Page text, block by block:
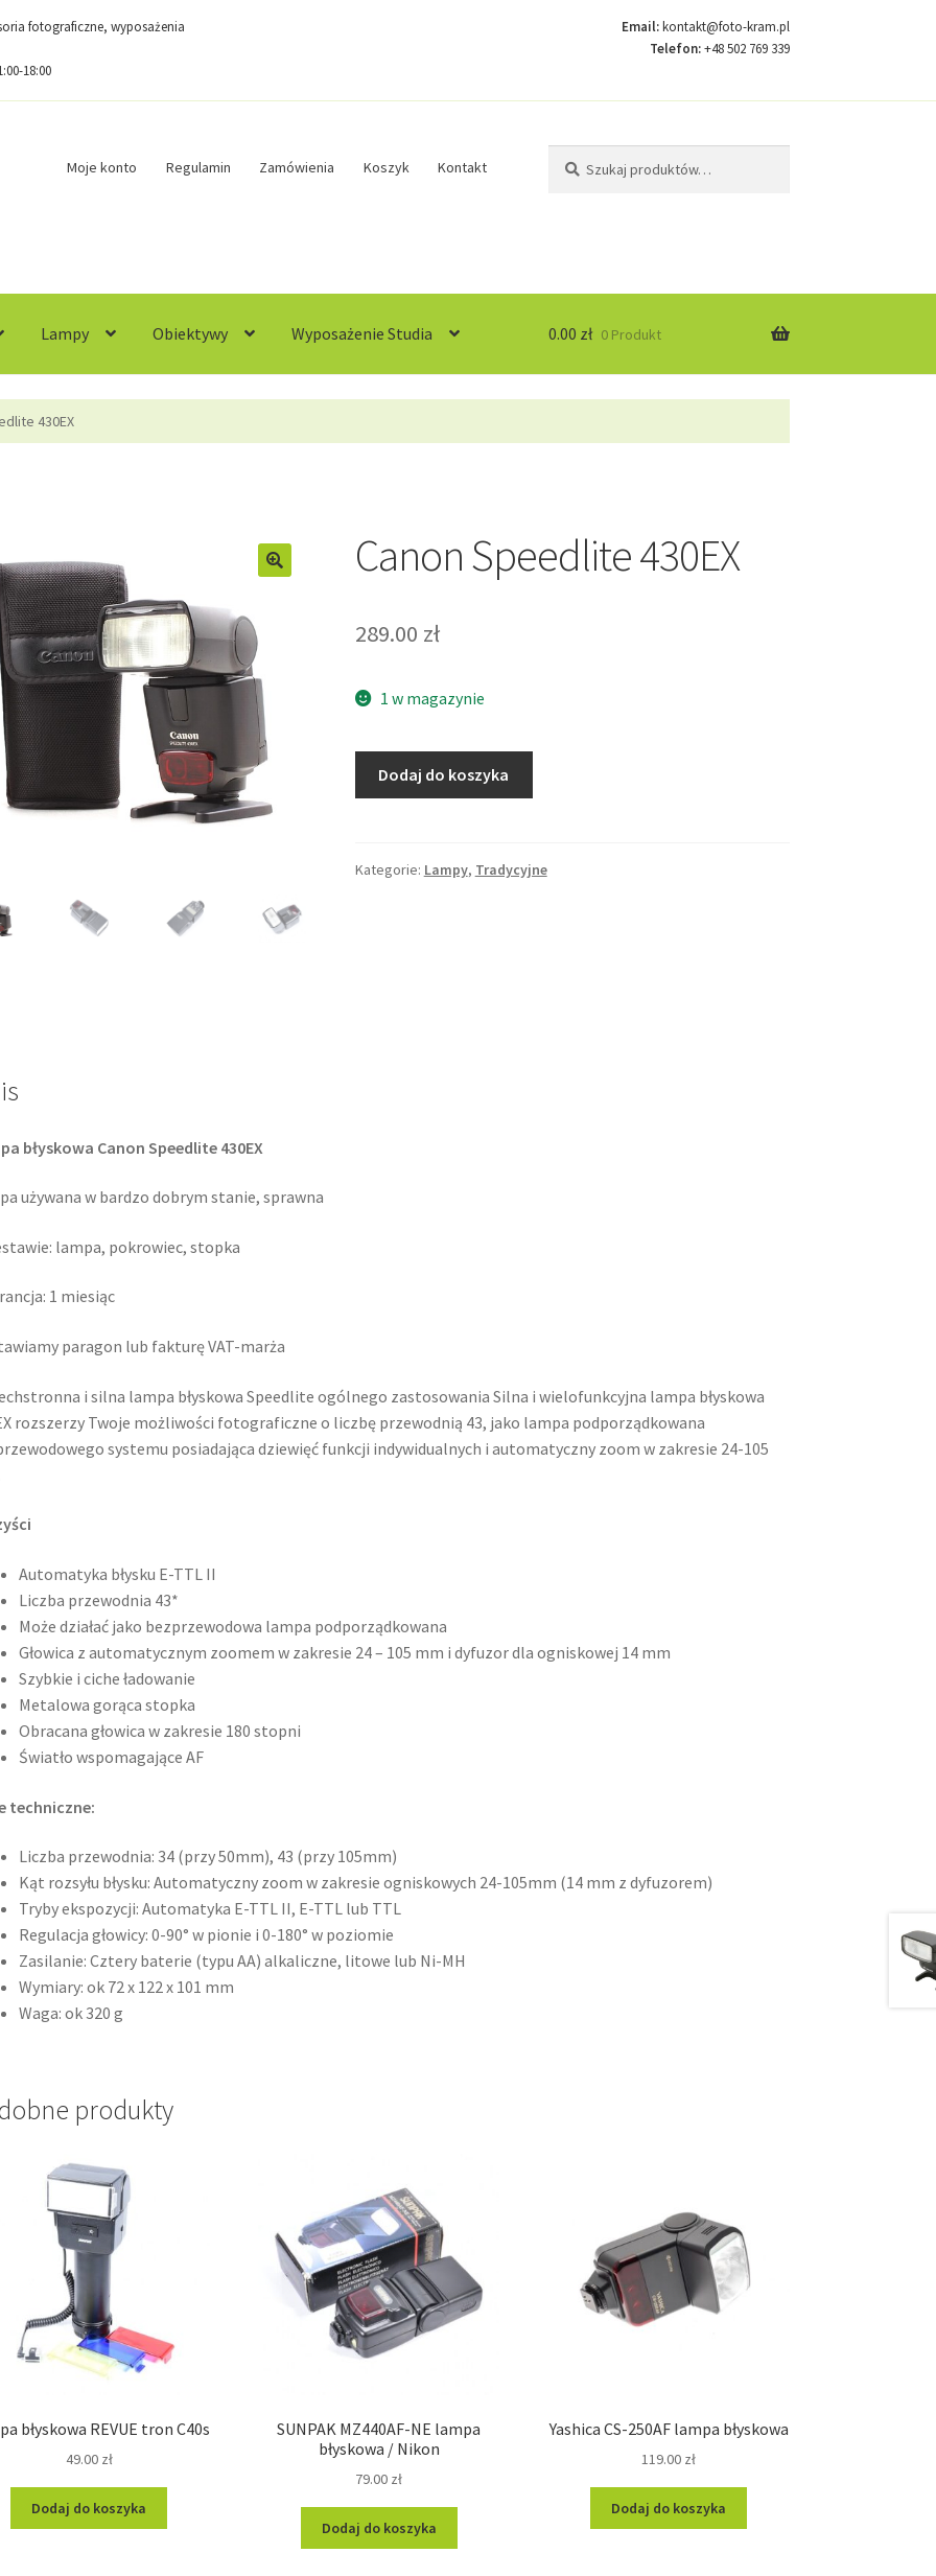
fotograficzne, wyposażenia
18:00
Email:kontakt@foto-kram.pl
Telefon:+48 502 769 339
Moje konto Regulamin Zamówienia Koszyk Kontakt
Lampy Obiektywy Wyposażenie Studia
Sample PageSklepZamówienia
0.00 zł 0 Produkt
430EX
Canon Speedlite 430EX
289.00 zł
1 w magazynie
Dodaj do koszyka
Kategorie: Lampy, Tradycyjne
błyskowa Canon Speedlite 430EX
używana w bardzo dobrym stanie, sprawna
lampa, pokrowiec, stopka
1 miesiąc
paragon lub fakturę VAT-marża
i silna lampa błyskowa Speedlite ogólnego zastosowania Silna i wielofunkcyjna lampa błyskowa
rozszerzy Twoje możliwości fotograficzne o liczbę przewodnią 43, jako lampa podporządkowana
systemu posiadająca dziewięć funkcji indywidualnych i automatyczny zoom w zakresie 24-105
Automatyka błysku E-TTL II
Liczba przewodnia 43*
Może działać jako bezprzewodowa lampa podporządkowana
Głowica z automatycznym zoomem w zakresie 24 – 105 mm i dyfuzor dla ogniskowej 14 mm
Szybkie i ciche ładowanie
Metalowa gorąca stopka
Obracana głowica w zakresie 180 stopni
Światło wspomagające AF
techniczne:
Liczba przewodnia: 34 (przy 50mm), 43 (przy 105mm)
Kąt rozsyłu błysku: Automatyczny zoom w zakresie ogniskowych 24-105mm (14 mm z dyfuzorem)
Tryby ekspozycji: Automatyka E-TTL II, E-TTL lub TTL
Regulacja głowicy: 0-90° w pionie i 0-180° w poziomie
Zasilanie: Cztery baterie (typu AA) alkaliczne, litowe lub Ni-MH
Wymiary: ok 72 x 122 x 101 mm
Waga: ok 320 g
produkty
błyskowa REVUE tron C40s
49.00 zł
Dodaj do koszyka
SUNPAK MZ440AF-NE lampa
błyskowa / Nikon
79.00 zł
Dodaj do koszyka
Yashica CS-250AF lampa błyskowa
119.00 zł
Dodaj do koszyka